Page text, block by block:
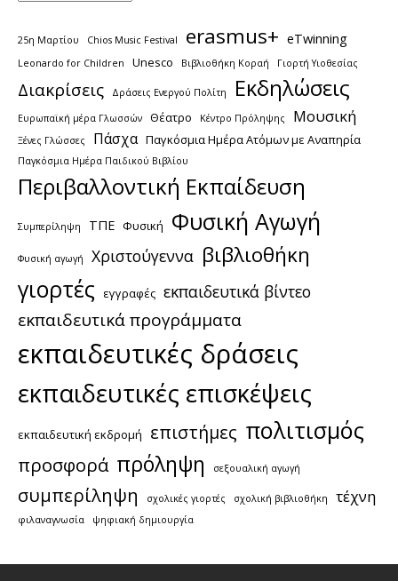
25η Μαρτίου Chios Music Festival erasmus+ eTwinning
Leonardo for Children Unesco Βιβλιοθήκη Κοραή Γιορτή Υιοθεσίας
Διακρίσεις Δράσεις Ενεργού Πολίτη Εκδηλώσεις
Ευρωπαϊκή μέρα Γλωσσών Θέατρο Κέντρο Πρόληψης Μουσική
Ξένες Γλώσσες Πάσχα Παγκόσμια Ημέρα Ατόμων με Αναπηρία
Παγκόσμια Ημέρα Παιδικού Βιβλίου
Περιβαλλοντική Εκπαίδευση
Συμπερίληψη ΤΠΕ Φυσική Φυσική Αγωγή
Φυσική αγωγή Χριστούγεννα βιβλιοθήκη
γιορτές εγγραφές εκπαιδευτικά βίντεο
εκπαιδευτικά προγράμματα
εκπαιδευτικές δράσεις
εκπαιδευτικές επισκέψεις
εκπαιδευτική εκδρομή επιστήμες πολιτισμός
προσφορά πρόληψη σεξουαλική αγωγή
συμπερίληψη σχολικές γιορτές σχολική βιβλιοθήκη τέχνη
φιλαναγνωσία ψηφιακή δημιουργία